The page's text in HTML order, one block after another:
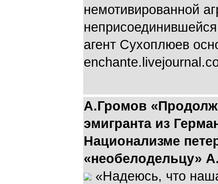
немотивированной
агент Сухоплюев
А.Громов
эмигранта из
Национализме
«необелодельцу»
«Надеюсь, что